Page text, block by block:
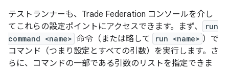
テストランナーも、Trade Federation コンソールを介し
てこれらの設定ポイントにアクセスできます。まず、
run
command <name> 命令（または略して run <name> ）で
コマンド（つまり設定とすべての引数）を実行します。さ
らに、コマンドの一部である引数のリストを指定できま